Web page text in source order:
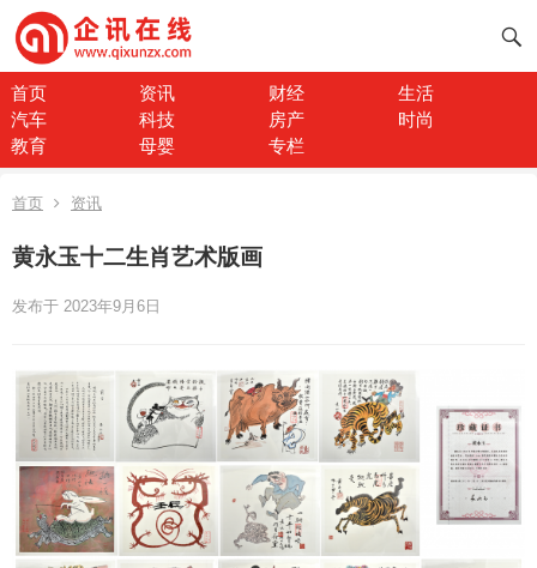
首页 资讯 财经
生活
汽车
科技 房产
时尚
教育
母婴 专栏
首页 资讯
黄永玉十二生肖艺术版画
发布于 2023年9月6日